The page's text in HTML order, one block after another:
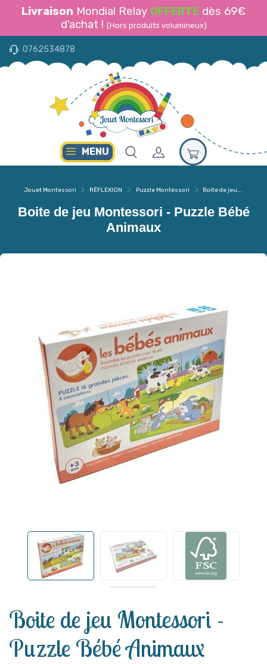
Livraison Mondial Relay OFFERTE dès 69€
d'achat ! (Hors produits volumineux)
0762534878
MENU
Jouet Montessori RÉFLEXION Puzzle Montessori Boite de jeu...
Boite de jeu Montessori - Puzzle Bébé
Animaux
Boite de jeu Montessori -
Puzzle Bébé Animaux